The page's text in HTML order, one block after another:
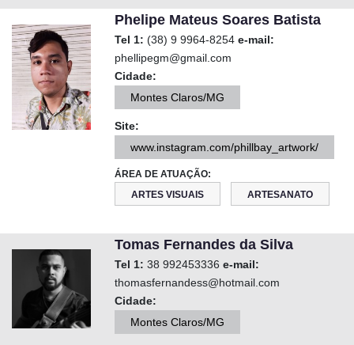
Phelipe Mateus Soares Batista
Tel 1: (38) 9 9964-8254 e-mail:
phellipegm@gmail.com
Cidade:
Montes Claros/MG
Site:
www.instagram.com/phillbay_artwork/
ÁREA DE ATUAÇÃO:
ARTES VISUAIS
ARTESANATO
Tomas Fernandes da Silva
Tel 1: 38 992453336 e-mail:
thomasfernandess@hotmail.com
Cidade:
Montes Claros/MG